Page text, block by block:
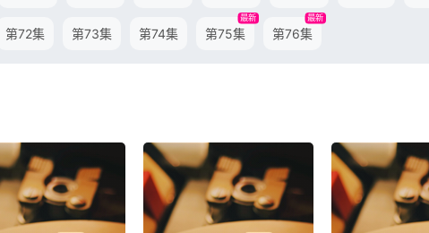
第72集 第73集 第74集 第75集
最新
第76集
最新